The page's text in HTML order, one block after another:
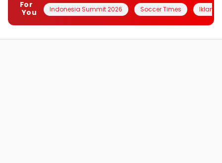
For
You
Indonesia Summit 2026 Soccer Times Iklanin